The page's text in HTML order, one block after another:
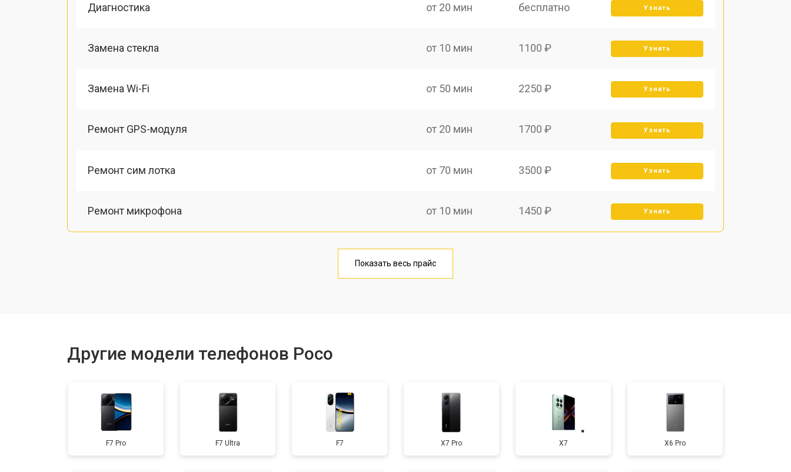
Диагностика от 20 мин бесплатно Узнать
Замена стекла от 10 мин 1100 ₽ Узнать
Замена Wi-Fi от 50 мин 2250 ₽ Узнать
Ремонт GPS-модуля от 20 мин 1700 ₽ Узнать
Ремонт сим лотка от 70 мин 3500 ₽ Узнать
Ремонт микрофона от 10 мин 1450 ₽ Узнать
от 40 мин
Замена задней крышки от 30 мин
Замена дисплея (экрана) от 30 мин 2700 ₽ Узнать
Показать весь прайс
Другие модели телефонов Poco
F7 Pro F7 Ultra F7 X7 Pro X7 X6 Pro